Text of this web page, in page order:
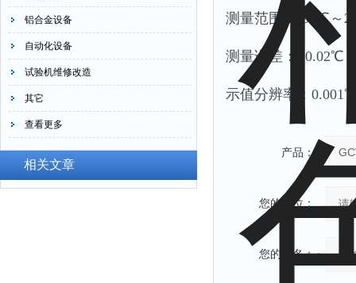
铝合金设备
自动化设备
试验机维修改造
其它
查看更多
相关文章
测量范围：-50℃～
测量误差：±0.02℃
示值分辨率：
产品：
您的单位：
您的姓名：